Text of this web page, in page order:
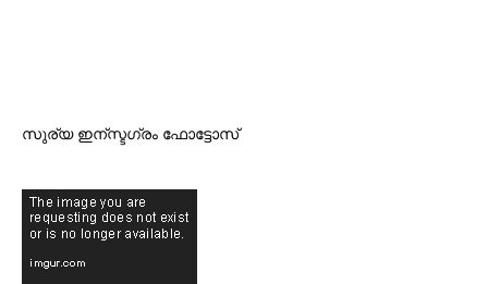
സുര്യ ഇന്സ്ടഗ്രം ഫോട്ടോസ്